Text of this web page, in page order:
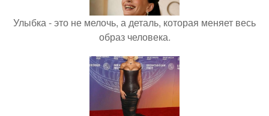
Улыбка - это не мелочь, а деталь, которая меняет весь
образ человека.